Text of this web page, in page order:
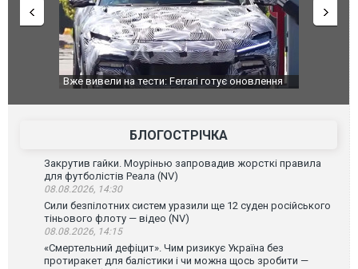
на тести: Ferrari готує оновлення
Вийшов трейлер нової
фільму "Афера Томаса Крауна"
БЛОГОСТРІЧКА
Закрутив гайки. Моурінью запровадив жорсткі правила
для футболістів Реала (NV)
08.08.2026, 14:30
Сили безпілотних систем уразили ще 12 суден російського
тіньового флоту — відео (NV)
08.08.2026, 14:15
«Смертельний дефіцит». Чим ризикує Україна без
протиракет для балістики і чи можна щось зробити —